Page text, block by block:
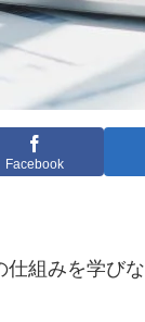
Facebook
組みを学び